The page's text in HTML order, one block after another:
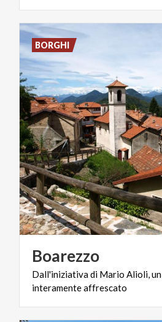
Boarezzo
Dall'iniziativadi Mario Alioli,un
interamenteaffrescato
BORGHI